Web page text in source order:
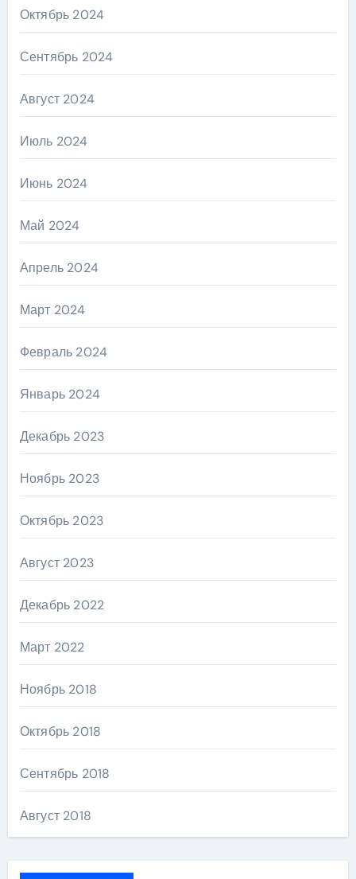
Октябрь 2024
Сентябрь 2024
Август 2024
Июль 2024
Июнь 2024
Май 2024
Апрель 2024
Март 2024
Февраль 2024
Январь 2024
Декабрь 2023
Ноябрь 2023
Октябрь 2023
Август 2023
Декабрь 2022
Март 2022
Ноябрь 2018
Октябрь 2018
Сентябрь 2018
Август 2018